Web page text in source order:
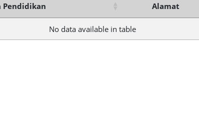
Pendidikan Alamat
No data available in table